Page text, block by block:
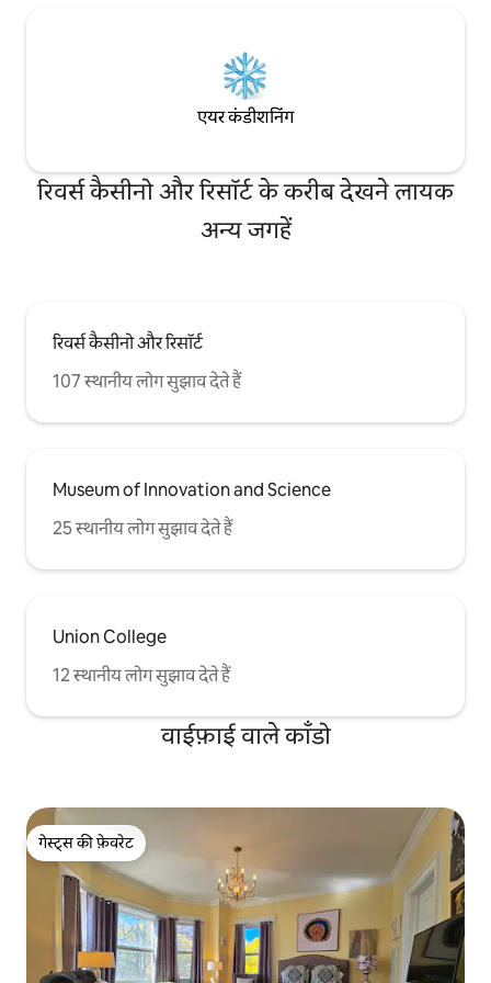
एयर कंडीशनिंग
रिवर्स कैसीनो और रिसॉर्ट के करीब देखने लायक
अन्य जगहें
रिवर्स कैसीनो और रिसॉर्ट
107 स्थानीय लोग सुझाव देते हैं
Museum of Innovation and Science
25 स्थानीय लोग सुझाव देते हैं
Union College
12 स्थानीय लोग सुझाव देते हैं
वाईफ़ाई वाले काँडो
गेस्ट्स की फ़ेवरेट
गेस्ट्स की फ़ेवरेट